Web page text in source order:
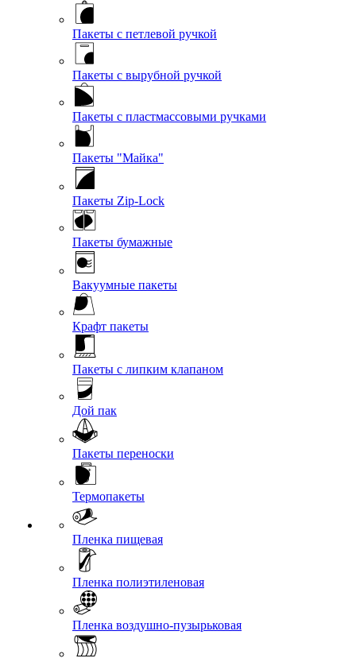
Пакеты с петлевой ручкой
Пакеты с вырубной ручкой
Пакеты с пластмассовыми ручками
Пакеты "Майка"
Пакеты Zip-Lock
Пакеты бумажные
Вакуумные пакеты
Крафт пакеты
Пакеты с липким клапаном
Дой пак
Пакеты переноски
Термопакеты
Пленка пищевая
Пленка полиэтиленовая
Пленка воздушно-пузырьковая